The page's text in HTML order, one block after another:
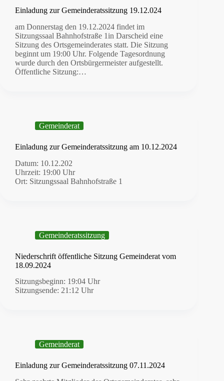
Einladung zur Gemeinderatssitzung 19.12.024
am Donnerstag den 19.12.2024 findet im
Sitzungssaal Bahnhofstraße 1in Darscheid eine
Sitzung des Ortsgemeinderates statt. Die Sitzung
beginnt um 19:00 Uhr. Folgende Tagesordnung
wurde durch den Ortsbürgermeister aufgestellt.
Öffentliche Sitzung:…
Gemeinderat
Einladung zur Gemeinderatssitzung am 10.12.2024
Datum: 10.12.202
Uhrzeit: 19:00 Uhr
Ort: Sitzungssaal Bahnhofstraße 1
Gemeinderatssitzung
Niederschrift öffentliche Sitzung Gemeinderat vom
18.09.2024
Sitzungsbeginn: 19:04 Uhr
Sitzungsende: 21:12 Uhr
Gemeinderat
Einladung zur Gemeinderatssitzung 07.11.2024